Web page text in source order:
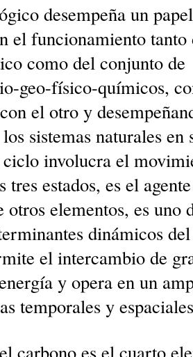
desempeña un papel
el funcionamiento tanto
como del conjunto de
geo-físico-químicos,
el otro y
sistemas naturales en
in­volucra el
tres estados, es el agente
elementos, es uno
dinámicos
el intercambio de
y opera en un
temporales y
carbono es el cuarto